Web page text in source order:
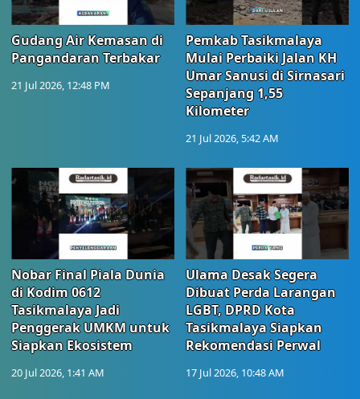
Gudang Air Kemasan di
Pangandaran Terbakar
21 Jul 2026, 12:48 PM
Pemkab Tasikmalaya
Mulai Perbaiki Jalan KH
Umar Sanusi di Sirnasari
Sepanjang 1,55
Kilometer
21 Jul 2026, 5:42 AM
Nobar Final Piala Dunia
di Kodim 0612
Tasikmalaya Jadi
Penggerak UMKM untuk
Siapkan Ekosistem
20 Jul 2026, 1:41 AM
Ulama Desak Segera
Dibuat Perda Larangan
LGBT, DPRD Kota
Tasikmalaya Siapkan
Rekomendasi Perwal
17 Jul 2026, 10:48 AM